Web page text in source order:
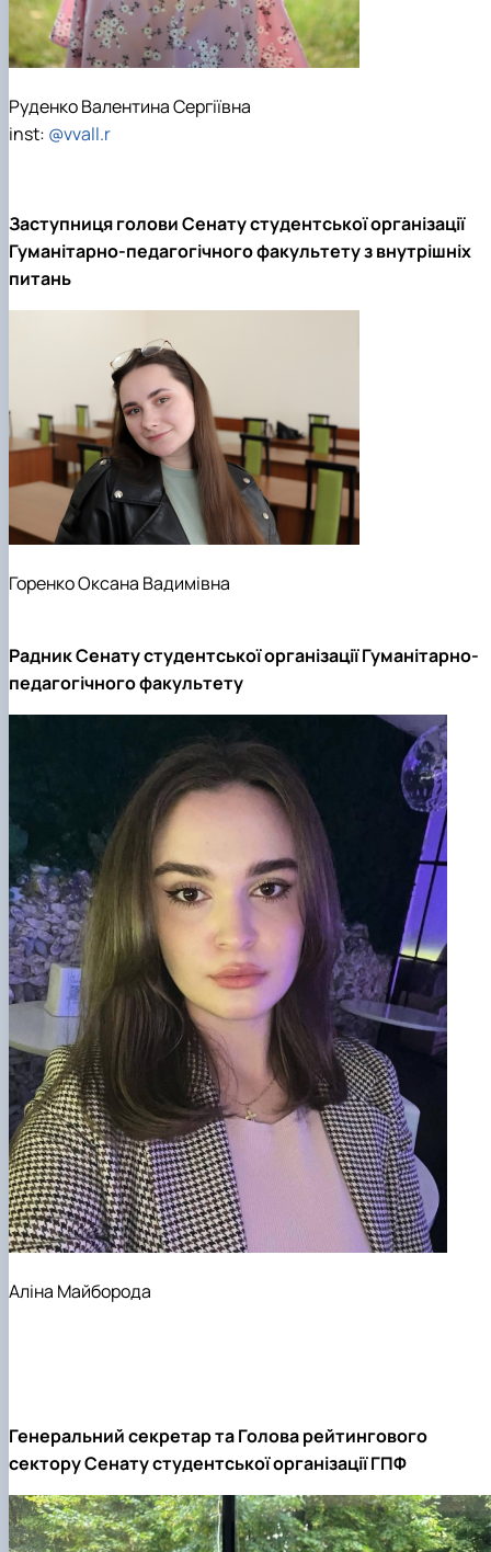
Руденко Валентина Сергіївна
inst: @vvall.r
Заступниця голови Сенату студентської організації
Гуманітарно-педагогічного факультету з внутрішніх
питань
Горенко Оксана Вадимівна
Радник Сенату студентської організації Гуманітарно-
педагогічного факультету
Аліна Майборода
Генеральний секретар та Голова рейтингового
сектору Сенату студентської організації ГПФ